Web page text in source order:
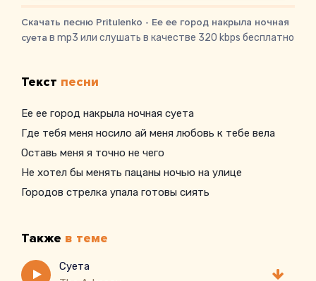
Скачать песню Pritulenko - Ее ее город накрыла ночная
суета в mp3 или слушать в качестве 320 kbps бесплатно
Текст песни
Ее ее город накрыла ночная суета
Где тебя меня носило ай меня любовь к тебе вела
Оставь меня я точно не чего
Не хотел бы менять пацаны ночью на улице
Городов стрелка упала готовы сиять
Также в теме
Суета